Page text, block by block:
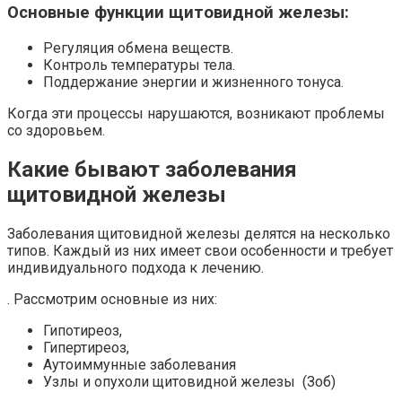
Основные функции щитовидной железы:
Регуляция обмена веществ.
Контроль температуры тела.
Поддержание энергии и жизненного тонуса.
Когда эти процессы нарушаются, возникают проблемы
со здоровьем.
Какие бывают заболевания
щитовидной железы
Заболевания щитовидной железы делятся на несколько
типов. Каждый из них имеет свои особенности и требует
индивидуального подхода к лечению.
. Рассмотрим основные из них:
Гипотиреоз,
Гипертиреоз,
Аутоиммунные заболевания
Узлы и опухоли щитовидной железы (Зоб)